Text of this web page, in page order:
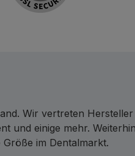
Wir vertreten Hersteller
und einige mehr.
im Dentalmarkt.